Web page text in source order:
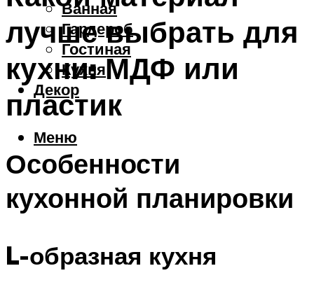
Ванная
Гардероб
Гостиная
Кухня
Декор
Меню
лучше выбрать для
кухни: МДФ или
пластик
Особенности
кухонной планировки
L-образная кухня